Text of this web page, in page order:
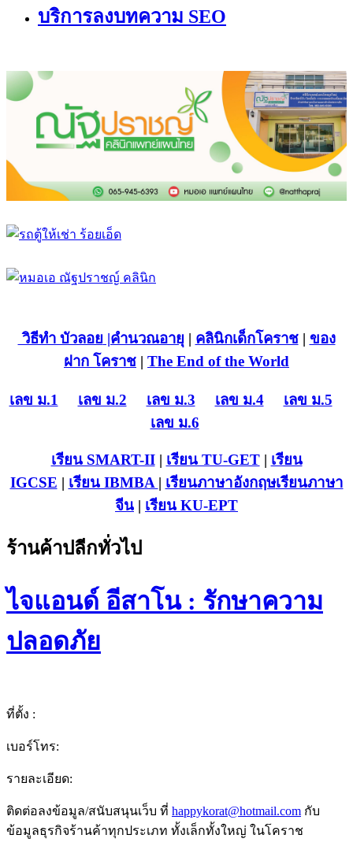
บริการลงบทความ SEO
วิธีทำ บัวลอย |คำนวณอายุ | คลินิกเด็กโคราช| ของ
ฝาก โคราช | The End of the World
เลข ม.1 เลข ม.2 เลข ม.3 เลข ม.4
เลข ม.5
เลข ม.6
เรียน SMART-II| เรียน TU-GET| เรียน
IGCSE | เรียน IBMBA | เรียนภาษาอังกฤษเรียนภาษา
จีน | เรียน KU-EPT
ร้านค้าปลีกทั่วไป
ไจแอนด์ อีสาโน : รักษาความ
ปลอดภัย
ที่ตั้ง :
เบอร์โทร:
รายละเอียด:
ติดต่อลงข้อมูล/สนับสนุนเว็บ ที่ happykorat@hotmail.com กับ
ข้อมูลธุรกิจร้านค้าทุกประเภท ทั้งเล็กทั้งใหญ่ ในโคราช